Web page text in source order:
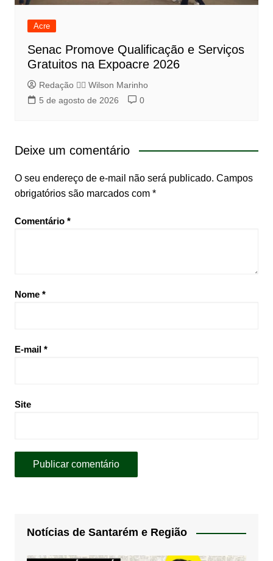
Acre
Senac Promove Qualificação e Serviços
Gratuitos na Expoacre 2026
Redação 👨‍⚖️​ Wilson Marinho
5 de agosto de 2026
0
Deixe um comentário
O seu endereço de e-mail não será publicado. Campos
obrigatórios são marcados com *
Comentário *
Nome *
E-mail *
Site
Notícias de Santarém e Região